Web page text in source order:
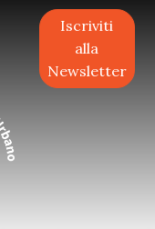
Iscriviti
alla
Newsletter